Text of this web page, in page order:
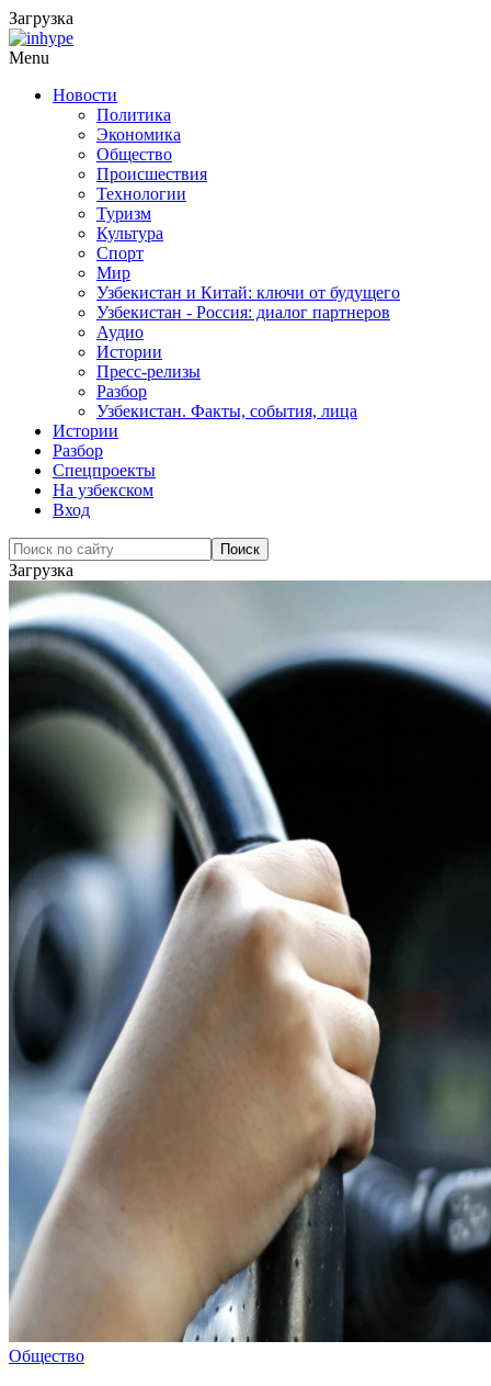
Загрузка
Menu
Новости
Политика
Экономика
Общество
Происшествия
Технологии
Туризм
Культура
Спорт
Мир
Узбекистан и Китай: ключи от будущего
Узбекистан - Россия: диалог партнеров
Аудио
Истории
Пресс-релизы
Разбор
Узбекистан. Факты, события, лица
Истории
Разбор
Спецпроекты
На узбекском
Вход
Загрузка
Общество